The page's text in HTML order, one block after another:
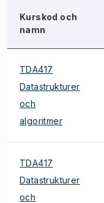
Kurskod och
namn
TDA417
Datastrukturer
och
algoritmer
TDA417
Datastrukturer
och